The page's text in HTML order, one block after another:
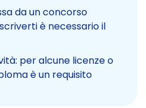
da un concorso
è necessario il
per alcune licenze o
è un requisito